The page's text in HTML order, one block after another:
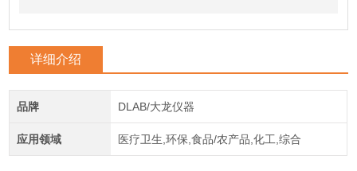
详细介绍
品牌 DLAB/大龙仪器
应用领域 医疗卫生,环保,食品/农产品,化工,综合